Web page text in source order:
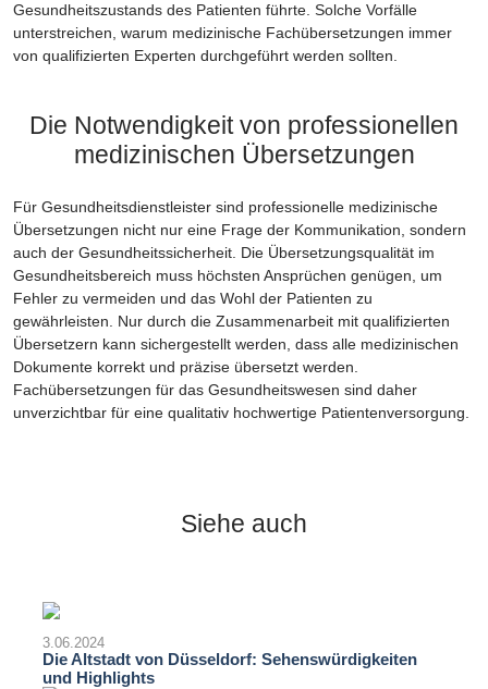
Gesundheitszustands des Patienten führte. Solche Vorfälle
unterstreichen, warum medizinische Fachübersetzungen immer
von qualifizierten Experten durchgeführt werden sollten.
Die Notwendigkeit von professionellen
medizinischen Übersetzungen
Für Gesundheitsdienstleister sind professionelle medizinische
Übersetzungen nicht nur eine Frage der Kommunikation, sondern
auch der Gesundheitssicherheit. Die Übersetzungsqualität im
Gesundheitsbereich muss höchsten Ansprüchen genügen, um
Fehler zu vermeiden und das Wohl der Patienten zu
gewährleisten. Nur durch die Zusammenarbeit mit qualifizierten
Übersetzern kann sichergestellt werden, dass alle medizinischen
Dokumente korrekt und präzise übersetzt werden.
Fachübersetzungen für das Gesundheitswesen sind daher
unverzichtbar für eine qualitativ hochwertige Patientenversorgung.
Siehe auch
3.06.2024
Die Altstadt von Düsseldorf: Sehenswürdigkeiten
und Highlights